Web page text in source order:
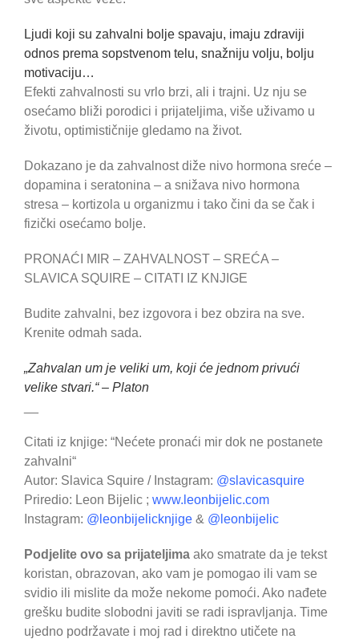
Ljudi koji su zahvalni bolje spavaju, imaju zdraviji
odnos prema sopstvenom telu, snažniju volju, bolju
motivaciju…
Efekti zahvalnosti su vrlo brzi, ali i trajni. Uz nju se
osećamo bliži porodici i prijateljima, više uživamo u
životu, optimističnije gledamo na život.
Dokazano je da zahvalnost diže nivo hormona sreće –
dopamina i seratonina – a snižava nivo hormona
stresa – kortizola u organizmu i tako čini da se čak i
fizički osećamo bolje.
PRONAĆI MIR – ZAHVALNOST – SREĆA –
SLAVICA SQUIRE – CITATI IZ KNJIGE
Budite zahvalni, bez izgovora i bez obzira na sve.
Krenite odmah sada.
„Zahvalan um je veliki um, koji će jednom privući
velike stvari.“ – Platon
Citati iz knjige: “Nećete pronaći mir dok ne postanete
zahvalni“
Autor: Slavica Squire / Instagram: @slavicasquire
Priredio: Leon Bijelic ; www.leonbijelic.com
Instagram: @leonbijelicknjige & @leonbijelic
Podjelite ovo sa prijateljima ako smatrate da je tekst
koristan, obrazovan, ako vam je pomogao ili vam se
svidio ili mislite da može nekome pomoći. Ako nađete
grešku budite slobodni javiti se radi ispravljanja. Time
ujedno podržavate i moj rad i direktno utičete na